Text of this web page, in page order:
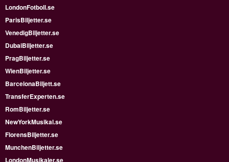
LondonFotboll.se
ParisBiljetter.se
VenedigBiljetter.se
DubaiBiljetter.se
PragBiljetter.se
WienBiljetter.se
BarcelonaBiljett.se
TransferExperten.se
RomBiljetter.se
NewYorkMusikal.se
FlorensBiljetter.se
MunchenBiljetter.se
LondonMusikaler.se